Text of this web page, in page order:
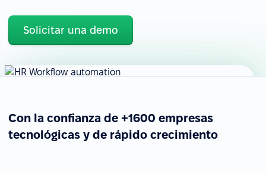
Solicitar una demo
Con la confianza de +1600 empresas
tecnológicas y de rápido crecimiento